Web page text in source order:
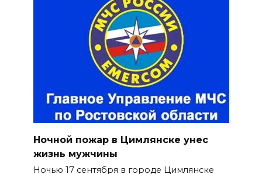
Ночной пожар в Цимлянске унес
жизнь мужчины
Ночью 17 сентября в городе Цимлянске